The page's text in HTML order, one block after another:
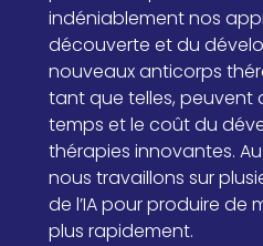
indéniablement nos
découverte et du
nouveaux anticorps
tant que telles, peuvent
temps et le coût du
thérapies innovantes.
nous travaillons sur
de l’IA pour produire de
plus rapidement.